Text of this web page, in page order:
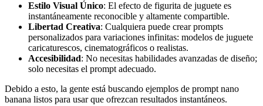
Estilo Visual Único: El efecto de figurita de juguete es
instantáneamente reconocible y altamente compartible.
Libertad Creativa: Cualquiera puede crear prompts
personalizados para variaciones infinitas: modelos de juguete
caricaturescos, cinematográficos o realistas.
Accesibilidad: No necesitas habilidades avanzadas de diseño;
solo necesitas el prompt adecuado.
Debido a esto, la gente está buscando ejemplos de prompt nano
banana listos para usar que ofrezcan resultados instantáneos.